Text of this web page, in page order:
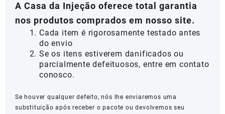
A Casa da Injeção oferece total garantia
nos produtos comprados em nosso site.
Cada item é rigorosamente testado antes
do envio
Se os itens estiverem danificados ou
parcialmente defeituosos, entre em contato
conosco.
Se houver qualquer defeito, nós lhe enviaremos uma
substituição após receber o pacote ou devolvemos seu